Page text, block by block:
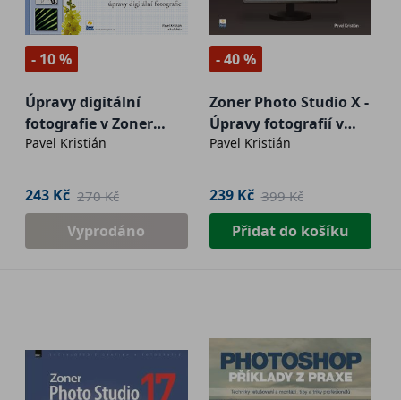
- 10 %
Úpravy digitální
fotografie v Zoner
Photo Studio 9
Pavel Kristián
243 Kč 270 Kč
Vyprodáno
- 40 %
Zoner Photo Studio X -
Úpravy fotografií v
modulu Vyvolat
Pavel Kristián
239 Kč 399 Kč
Přidat do košíku